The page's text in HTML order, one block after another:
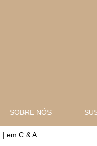
SOBRE NÓS
| em C & A(página